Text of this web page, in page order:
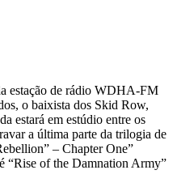
estação de rádio WDHA-FM
o baixista dos Skid Row,
estará em estúdio entre os
a última parte da trilogia de
– Chapter One”
“Rise of the Damnation Army”